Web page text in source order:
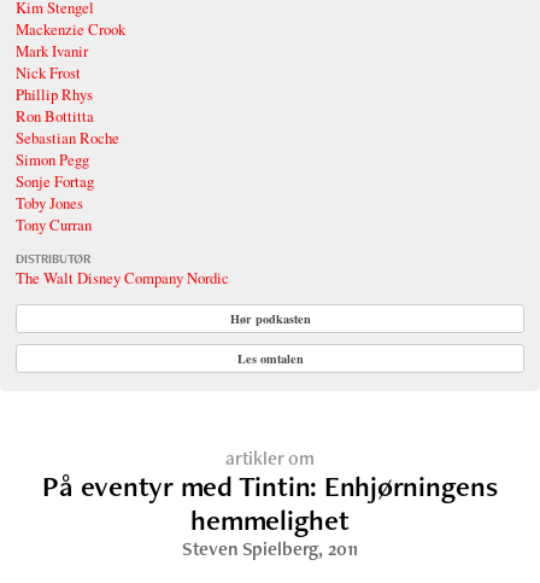
Kim Stengel
Mackenzie Crook
Mark Ivanir
Nick Frost
Phillip Rhys
Ron Bottitta
Sebastian Roche
Simon Pegg
Sonje Fortag
Toby Jones
Tony Curran
DISTRIBUTØR
The Walt Disney Company Nordic
Hør podkasten
Les omtalen
artikler om
På eventyr med Tintin: Enhjørningens
hemmelighet
Steven Spielberg, 2011